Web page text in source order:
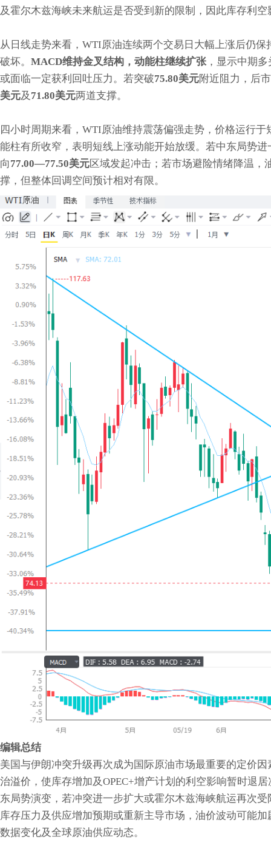
及霍尔木兹海峡未来航运是否受到新的限制，因此库存利
从日线走势来看，WTI原油连续两个交易日大幅上涨后仍
破坏。 MACD维持金叉结构，动能柱继续扩张 ，显示中期
或面临一定获利回吐压力。若突破75.80美元附近阻力，后
美元及 71.80美元两道支撑。
四小时周期来看，WTI原油维持震荡偏强走势，价格运行于
能柱有所收窄，表明短线上涨动能开始放缓。若中东局势
向77.00—77.50美元区域发起冲击；若市场避险情绪降温，
撑，但整体回调空间预计相对有限。
编辑总结
美国与伊朗冲突升级再次成为国际原油市场最重要的定价
治溢价，使库存增加及OPEC+增产计划的利空影响暂时退
东局势演变，若冲突进一步扩大或霍尔木兹海峡航运再次
库存压力及供应增加预期或重新主导市场，油价波动可能
数据变化及全球原油供应动态。